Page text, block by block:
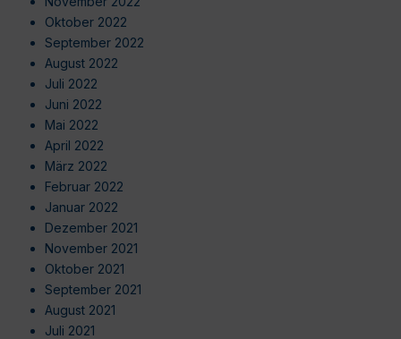
Oktober 2022
September 2022
August 2022
Juli 2022
Juni 2022
Mai 2022
April 2022
März 2022
Februar 2022
Januar 2022
Dezember 2021
November 2021
Oktober 2021
September 2021
August 2021
Juli 2021